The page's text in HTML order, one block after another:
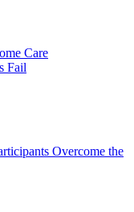
Care
Fail
Overcome the